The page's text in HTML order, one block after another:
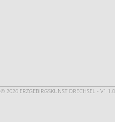
© 2026 ERZGEBIRGSKUNST DRECHSEL - V1.1.0